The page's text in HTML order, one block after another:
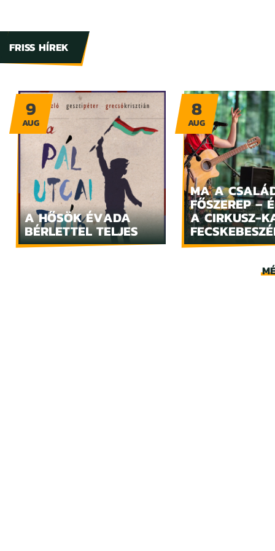
FRISS HÍREK
A HŐSÖK ÉVADA
BÉRLETTEL TELJES
9
AUG
MA A
FŐSZEREP –
A CIRKUSZ-
8
AUG